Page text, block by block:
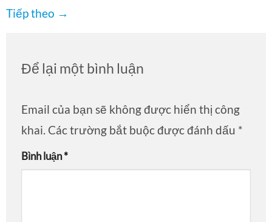
Tiếp theo →
Để lại một bình luận
Email của bạn sẽ không được hiển thị công
khai. Các trường bắt buộc được đánh dấu *
Bình luận*